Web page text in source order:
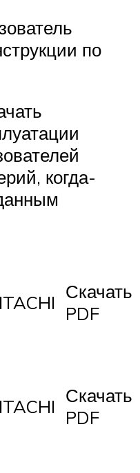
по
когда-
Скачать
PDF
Скачать
PDF